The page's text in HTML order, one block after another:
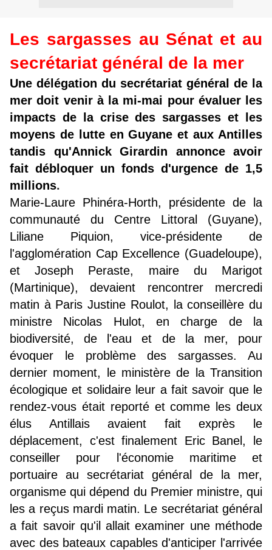
Les sargasses au Sénat et au
secrétariat général de la mer
Une délégation du secrétariat général de la
mer doit venir à la mi-mai pour évaluer les
impacts de la crise des sargasses et les
moyens de lutte en Guyane et aux Antilles
tandis qu'Annick Girardin annonce avoir
fait débloquer un fonds d'urgence de 1,5
millions.
Marie-Laure Phinéra-Horth, présidente de la
communauté du Centre Littoral (Guyane),
Liliane Piquion, vice-présidente de
l'agglomération Cap Excellence (Guadeloupe),
et Joseph Peraste, maire du Marigot
(Martinique),
devaient rencontrer mercredi
matin à ParisJustine Roulot, la conseillère du
ministre Nicolas Hulot, en charge de la
biodiversité, de l'eau et de la mer, pour
évoquer le problème des sargasses. Au
dernier moment, le ministère de la Transition
écologique et solidaire leur a fait savoir que le
rendez-vous était reporté et comme les deux
élus Antillais avaient fait exprès le
déplacement, c'est finalement Eric Banel, le
conseiller pour l'économie maritime et
portuaire au secrétariat général de la mer,
organisme qui dépend du Premier ministre, qui
les a reçus mardi matin. Le secrétariat général
a fait savoir qu'il allait examiner une méthode
avec des bateaux capables d'anticiper l'arrivée